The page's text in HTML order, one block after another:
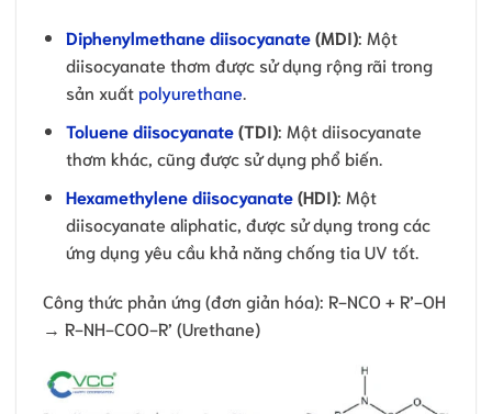
Diphenylmethane diisocyanate(MDI): Một
diisocyanate thơm được sử dụng rộng rãi trong
sản xuấtpolyurethane.
Toluene diisocyanate(TDI): Một diisocyanate
thơm khác, cũng được sử dụng phổ biến.
Hexamethylene diisocyanate(HDI): Một
diisocyanate aliphatic, được sử dụng trong các
ứng dụng yêu cầu khả năng chống tia UV tốt.
Công thức phản ứng (đơn giản hóa): R-NCO + R’-OH
→ R-NH-COO-R’ (Urethane)